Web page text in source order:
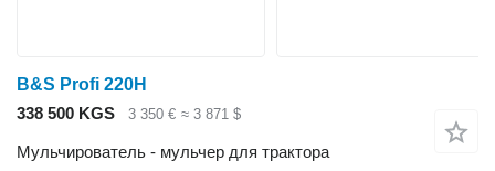
B&S Profi 220H
338 500 KGS
3 350 € ≈ 3 871 $
Мульчирователь - мульчер для трактора